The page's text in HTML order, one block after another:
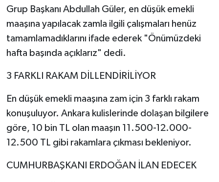
Grup Başkanı Abdullah Güler, en düşük emekli
maaşına yapılacak zamla ilgili çalışmaları henüz
tamamlamadıklarını ifade ederek "Önümüzdeki
hafta başında açıklarız" dedi.
3 FARKLI RAKAM DİLLENDİRİLİYOR
En düşük emekli maaşına zam için 3 farklı rakam
konuşuluyor. Ankara kulislerinde dolaşan bilgilere
göre, 10 bin TL olan maaşın 11.500-12.000-
12.500 TL gibi rakamlara çıkması bekleniyor.
CUMHURBAŞKANI ERDOĞAN İLAN EDECEK